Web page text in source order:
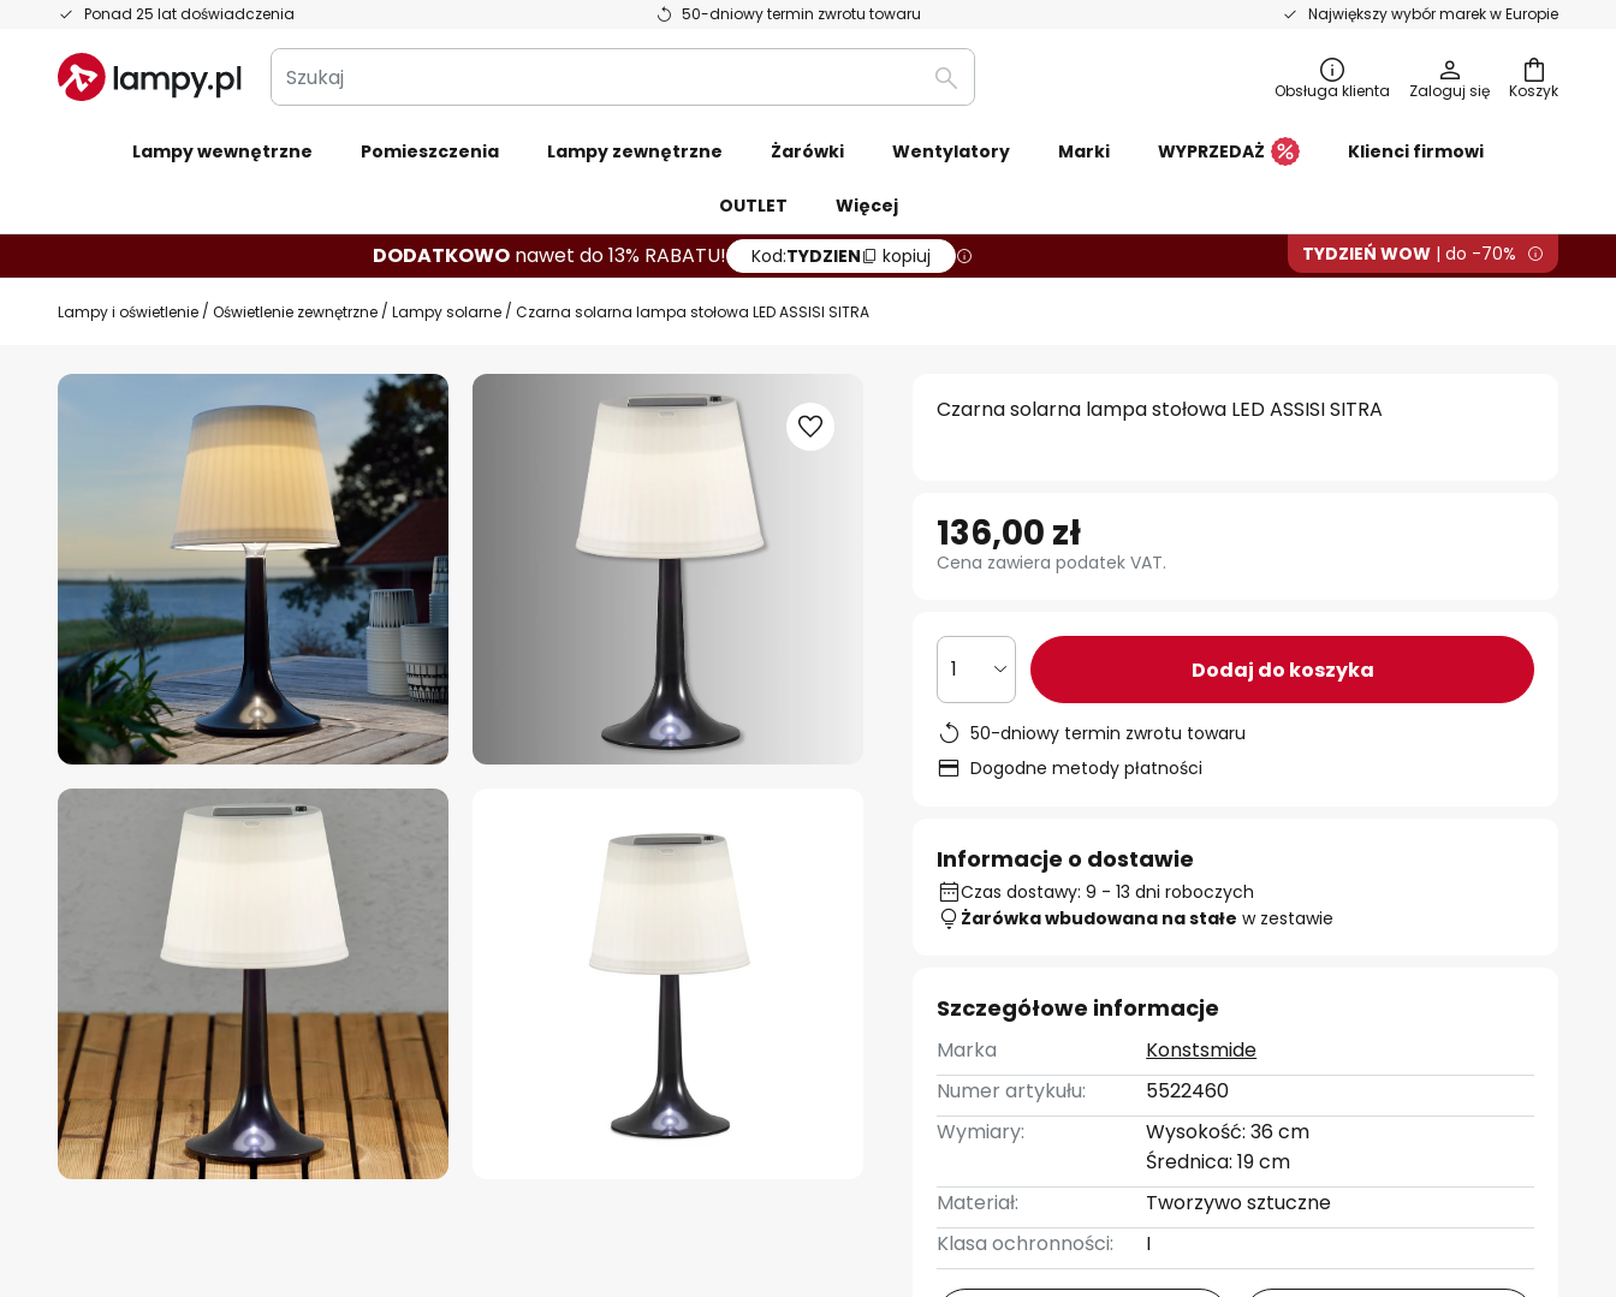
Ponad 25 lat doświadczenia 50-dniowy termin zwrotu towaru Największy wybór marek w Europie
Przejdź
treści
Koszyk
Szukaj
Szukaj
Obsługa klienta Zaloguj się
Lampy wewnętrzne Pomieszczenia Lampy zewnętrzne Żarówki Wentylatory Marki WYPRZEDAŻ Klienci firmowi
OUTLET Więcej
DODATKOWO nawet do 13% RABATU! Kod:TYDZIEN kopiuj TYDZIEŃ WOW | do -70%
Lampy i oświetlenie Oświetlenie zewnętrzne Lampy solarne Czarna solarna lampa stołowa LED ASSISI SITRA
Przejdź
Czarna solarna lampa stołowa LED ASSISI SITRA
136,00 zł
Cena zawiera podatek VAT.
1 Dodaj do koszyka
50-dniowy termin zwrotu towaru
Dogodne metody płatności
Informacje o dostawie
Czas dostawy: 9 - 13 dni roboczych
Żarówka wbudowana na stałe w zestawie
Szczegółowe informacje
Marka
Konstsmide
Numer artykułu:
5522460
Wymiary:
Wysokość: 36 cm
Średnica: 19 cm
Materiał:
Tworzywo sztuczne
Klasa ochronności:
I